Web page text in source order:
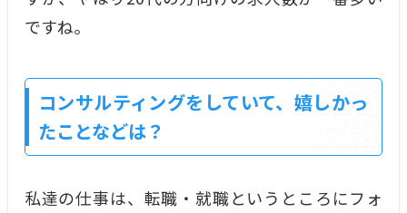
ですね。
コンサルティングをしていて、嬉しかっ
たことなどは？
私達の仕事は、転職・就職というところにフォ